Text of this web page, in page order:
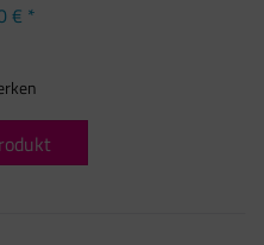
€ *